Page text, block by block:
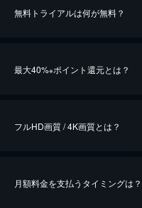
無料トライアルは何が無料？
最大40%※ポイント還元とは？
※40％ポイント還元の対象は、クレジ
フルHD画質 / 4K画質とは？
月額料金を支払うタイミングは？